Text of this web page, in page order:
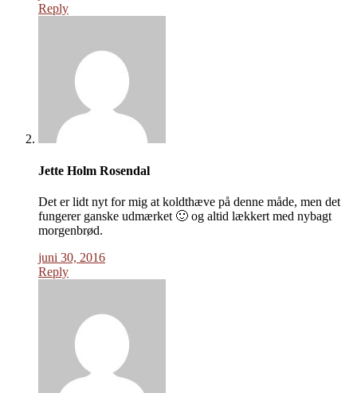
Reply
Jette Holm Rosendal
Det er lidt nyt for mig at koldthæve på denne måde, men det
fungerer ganske udmærket 🙂 og altid lækkert med nybagt
morgenbrød.
juni 30, 2016
Reply